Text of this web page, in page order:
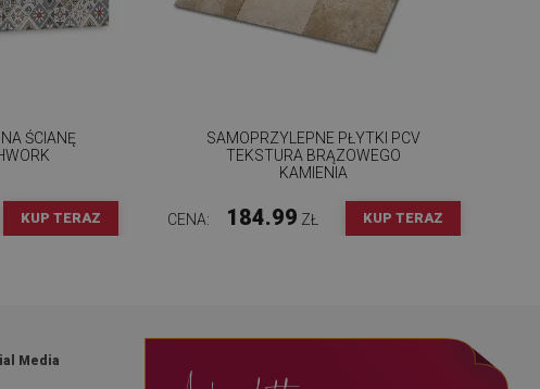
ŚCIANĘ
KUP TERAZ
SAMOPRZYLEPNE PŁYTKI PCV
TEKSTURA BRĄZOWEGO
KAMIENIA
CENA: 184.99 ZŁ KUP TERAZ
Media